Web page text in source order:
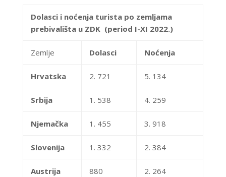
Dolasci i noćenja turista po zemljama
prebivališta u ZDK (period I-XI 2022.)
Zemlje Dolasci Noćenja
Hrvatska 2. 721 5. 134
Srbija 1. 538 4. 259
Njemačka 1. 455 3. 918
Slovenija 1. 332 2. 384
Austrija 880 2. 264